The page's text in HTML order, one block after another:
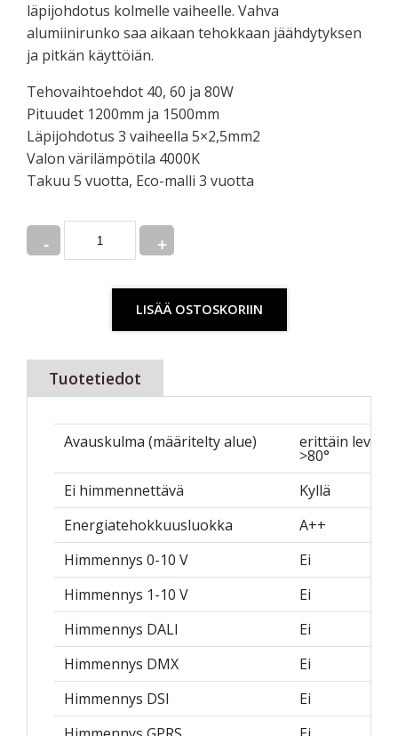
läpijohdotus kolmelle vaiheelle. Vahva
alumiinirunko saa aikaan tehokkaan jäähdytyksen
ja pitkän käyttöiän.
Tehovaihtoehdot 40, 60 ja 80W
Pituudet 1200mm ja 1500mm
Läpijohdotus 3 vaiheella 5×2,5mm2
Valon värilämpötila 4000K
Takuu 5 vuotta, Eco-malli 3 vuotta
Quantity
LISÄÄ OSTOSKORIIN
Tuotetiedot
Avauskulma (määritelty alue) erittäin leveä
>80°
Ei himmennettävä
Kyllä
Energiatehokkuusluokka
A++
Himmennys 0-10 V
Ei
Himmennys 1-10 V
Ei
Himmennys DALI
Ei
Himmennys DMX
Ei
Himmennys DSI
Ei